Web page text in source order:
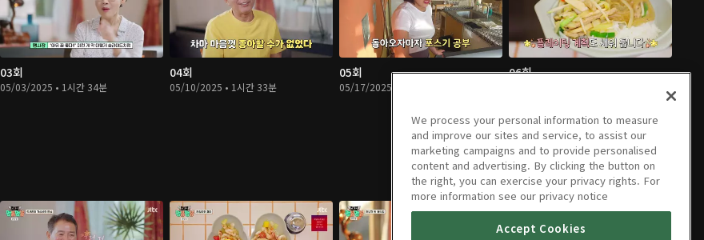
03회
05/03/2025 • 1시간 34분
04회
05/10/2025 • 1시간 33분
05회
05/17/2025 • 1시간 32분
06회
We process your personal information to measure
and improve our sites and service, to assist our
marketing campaigns and to provide personalised
content and advertising. By clicking the button on
the right, you can exercise your privacy rights. For
more information see our privacy notice
Accept Cookies